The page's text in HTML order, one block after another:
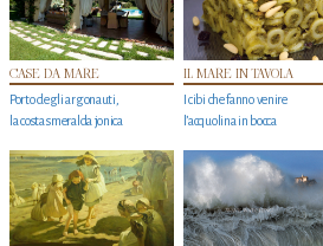
CASE DA MARE
Porto degli argonauti,
la costa smeralda jonica
IL MARE IN TAVOLA
I cibi che fanno venire
l’acquolina in bocca